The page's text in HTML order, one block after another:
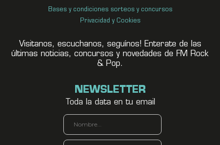
Bases y condiciones sorteos y concursos
Privacidad y Cookies
Visitanos, escuchanos, seguínos! Enterate de las
últimas noticias, concursos y novedades de FM Rock
& Pop.
NEWSLETTER
Toda la data en tu email